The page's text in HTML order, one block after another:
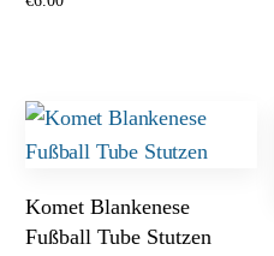
Komet Blankenese
Fußball Tube Stutzen